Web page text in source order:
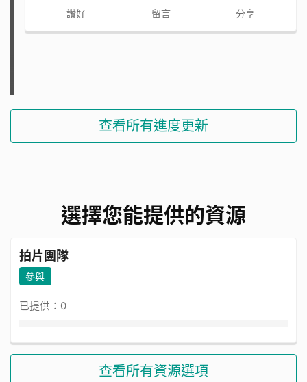
讚好 留言 分享
查看所有進度更新
選擇您能提供的資源
拍片團隊
參與
已提供：0
查看所有資源選項